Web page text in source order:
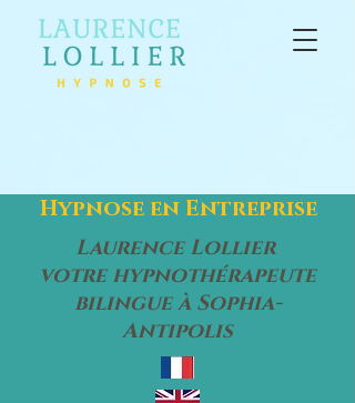
Hypnose en Entreprise
Laurence Lollier
votre hypnothérapeute
bilingue à Sophia-
Antipolis